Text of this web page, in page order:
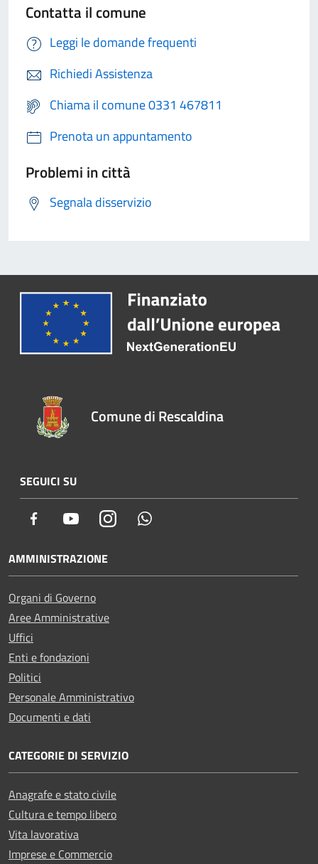
Contatta il comune
Leggi le domande frequenti
Richiedi Assistenza
Chiama il comune 0331 467811
Prenota un appuntamento
Problemi in città
Segnala disservizio
Comune di Rescaldina
SEGUICI SU
Facebook YoutubeInstagram
AMMINISTRAZIONE
Organi di Governo
Aree Amministrative
Uffici
Enti e fondazioni
Politici
Personale Amministrativo
Documenti e dati
CATEGORIE DI SERVIZIO
Anagrafe e stato civile
Cultura e tempo libero
Vita lavorativa
Imprese e Commercio